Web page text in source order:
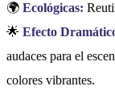
🌍 Ecológicas:
🌟 Efecto
audaces para el
colores vibrantes.